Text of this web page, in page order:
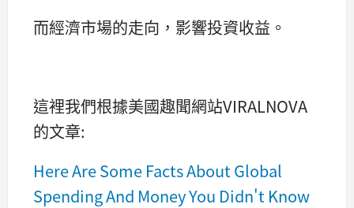
而經濟市場的走向，影響投資收益。
這裡我們根據美國趣聞網站VIRALNOVA
的文章:
Here Are Some Facts About Global
Spending And Money You Didn't Know